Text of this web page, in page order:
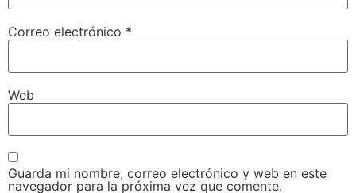
Correo electrónico *
Web
Guarda mi nombre, correo electrónico y web en este
navegador para la próxima vez que comente.